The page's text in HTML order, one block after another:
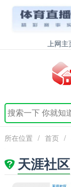
上网
所在位置 / 首页 /
天涯社区